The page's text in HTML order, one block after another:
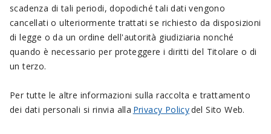
scadenza di tali periodi, dopodiché tali dati vengono
cancellati o ulteriormente trattati se richiesto da disposizioni
di legge o da un ordine dell'autorità giudiziaria nonché
quando è necessario per proteggere i diritti del Titolare o di
un terzo.
Per tutte le altre informazioni sulla raccolta e trattamento
dei dati personali si rinvia alla Privacy Policydel Sito Web.